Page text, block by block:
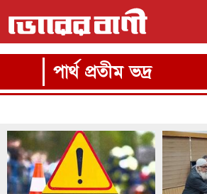
পার্থ প্রতীম ভদ্র